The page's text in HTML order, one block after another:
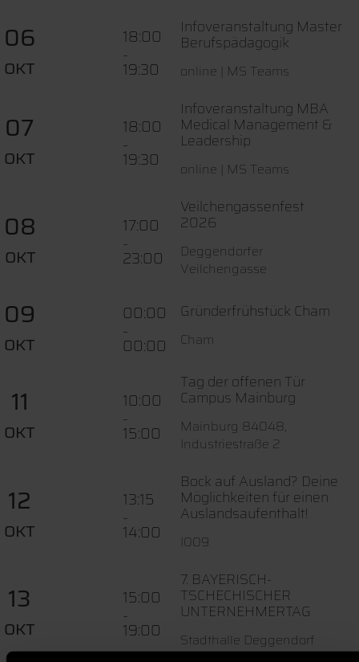
06
OKT
18:00
-
19:30
Infoveranstaltung Master
Berufspädagogik
online | MS Teams
07
OKT
18:00
-
19:30
Infoveranstaltung MBA
Medical Management &
Leadership
online | MS Teams
08
OKT
17:00
-
23:00
Veilchengassenfest
2026
Deggendorfer
Veilchengasse
09
OKT
00:00
-
00:00
Gründerfrühstück Cham
Cham
11
OKT
10:00
-
15:00
Tag der offenen Tür
Campus Mainburg
Mainburg 84048,
Industriestraße 2
12
OKT
13:15
-
14:00
Bock auf Ausland? Deine
Möglichkeiten für einen
Auslandsaufenthalt!
I009
13
OKT
15:00
-
19:00
7. BAYERISCH-
TSCHECHISCHER
UNTERNEHMERTAG
Stadthalle Deggendorf